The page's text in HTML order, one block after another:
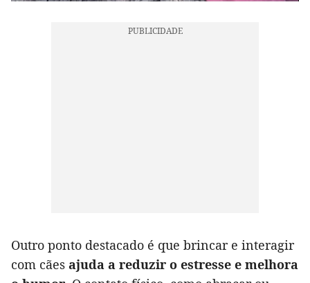
Outro ponto destacado é que brincar e interagir
com cães ajuda a reduzir o estresse e melhora